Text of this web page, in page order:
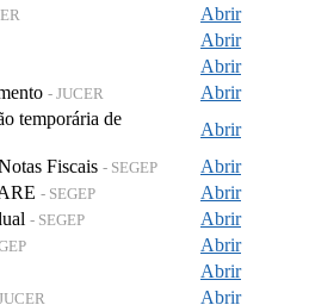
Abrir
Abrir
Abrir
- JUCER
Abrir
temporária de
Abrir
Fiscais - SEGEP
Abrir
- SEGEP
Abrir
- SEGEP
Abrir
Abrir
Abrir
Abrir